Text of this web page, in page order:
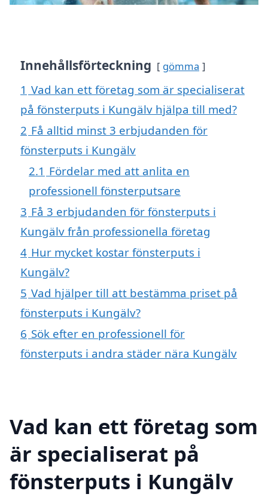
Innehållsförteckning gömma
1 Vad kan ett företag som är specialiserat
på fönsterputs i Kungälv hjälpa till med?
2 Få alltid minst 3 erbjudanden för
fönsterputs i Kungälv
2.1 Fördelar med att anlita en
professionell fönsterputsare
3 Få 3 erbjudanden för fönsterputs i
Kungälv från professionella företag
4 Hur mycket kostar fönsterputs i
Kungälv?
5 Vad hjälper till att bestämma priset på
fönsterputs i Kungälv?
6 Sök efter en professionell för
fönsterputs i andra städer nära Kungälv
Vad kan ett företag som
är specialiserat på
fönsterputs i Kungälv